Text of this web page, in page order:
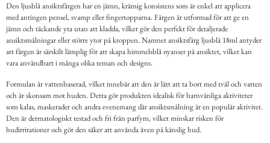
Den ljusblå ansiktsfärgen har en jämn, krämig konsistens som är enkel att applicera
med antingen pensel, svamp eller fingertopparna. Färgen är utformad för att ge en
jämn och täckande yta utan att kladda, vilket gör den perfekt för detaljerade
ansiktsmålningar eller större ytor på kroppen. Namnet ansiktsfärg ljusblå 18ml antyder
att färgen är särskilt lämplig för att skapa himmelsblå nyanser på ansiktet, vilket kan
vara användbart i många olika teman och designs.
Formulan är vattenbaserad, vilket innebär att den är lätt att ta bort med tvål och vatten
och är skonsam mot huden. Detta gör produkten idealisk för barnvänliga aktiviteter
som kalas, maskerader och andra evenemang där ansiktsmålning är en populär aktivitet.
Den är dermatologiskt testad och fri från parfym, vilket minskar risken för
hudirritationer och gör den säker att använda även på känslig hud.